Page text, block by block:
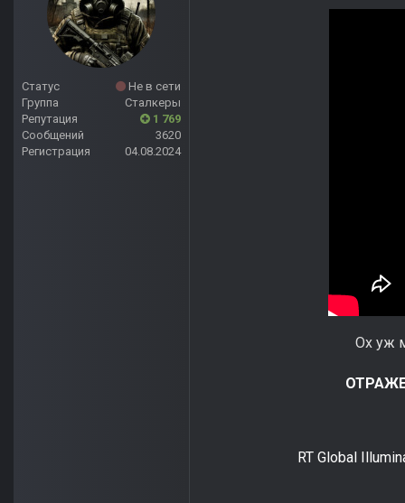
Статус
Не в сети
Группа
Сталкеры
Репутация
1 769
Сообщений
3620
Регистрация
04.08.2024
Ох уж
RT Global